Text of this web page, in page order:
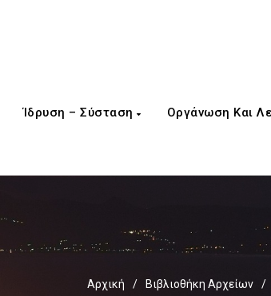
Ίδρυση – Σύσταση Οργάνωση Και
Αρχική / Βιβλιοθήκη Αρχείων /